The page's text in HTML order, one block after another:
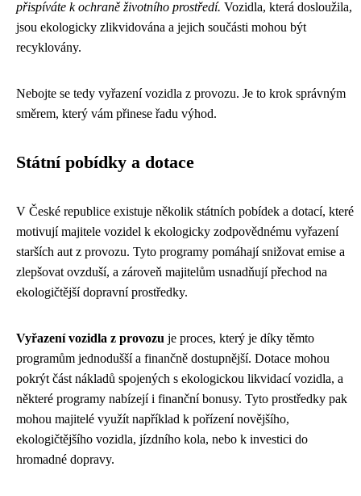
přispíváte k ochraně životního prostředí. Vozidla, která dosloužila,
jsou ekologicky zlikvidována a jejich součásti mohou být
recyklovány.
Nebojte se tedy vyřazení vozidla z provozu. Je to krok správným
směrem, který vám přinese řadu výhod.
Státní pobídky a dotace
V České republice existuje několik státních pobídek a dotací, které
motivují majitele vozidel k ekologicky zodpovědnému vyřazení
starších aut z provozu. Tyto programy pomáhají snižovat emise a
zlepšovat ovzduší, a zároveň majitelům usnadňují přechod na
ekologičtější dopravní prostředky.
Vyřazení vozidla z provozu je proces, který je díky těmto
programům jednodušší a finančně dostupnější. Dotace mohou
pokrýt část nákladů spojených s ekologickou likvidací vozidla, a
některé programy nabízejí i finanční bonusy. Tyto prostředky pak
mohou majitelé využít například k pořízení novějšího,
ekologičtějšího vozidla, jízdního kola, nebo k investici do
hromadné dopravy.